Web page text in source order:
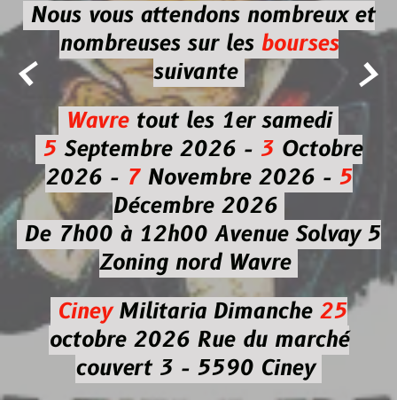
 
Nous vous attendons nombreux et
nombreuses sur les bourses
suivante
Wavretout les 1er samedi
5Septembre 2026 - 3Octobre
2026 -7Novembre 2026 - 5
Décembre 2026
De 7h00 à 12h00 Avenue Solvay 5
Zoning nord Wavre
CineyMilitaria Dimanche 25
octobre 2026Rue du marché
couvert 3 - 5590 Ciney